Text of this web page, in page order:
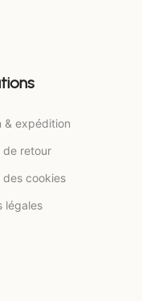
& expédition
de retour
des cookies
légales